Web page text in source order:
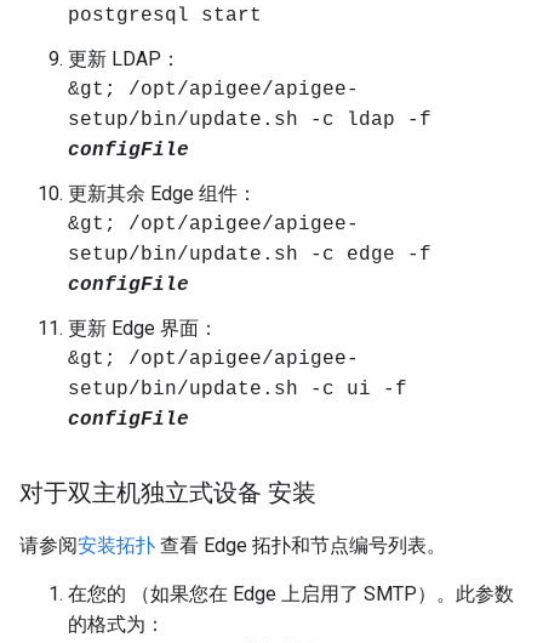
postgresql start
更新 LDAP：
&gt; /opt/apigee/apigee-
setup/bin/update.sh -c ldap -f
configFile
更新其余 Edge 组件：
&gt; /opt/apigee/apigee-
setup/bin/update.sh -c edge -f
configFile
更新 Edge 界面：
&gt; /opt/apigee/apigee-
setup/bin/update.sh -c ui -f
configFile
对于双主机独立式设备 安装
请参阅安装拓扑 查看 Edge 拓扑和节点编号列表。
在您的 （如果您在 Edge 上启用了 SMTP）。此参数
的格式为：